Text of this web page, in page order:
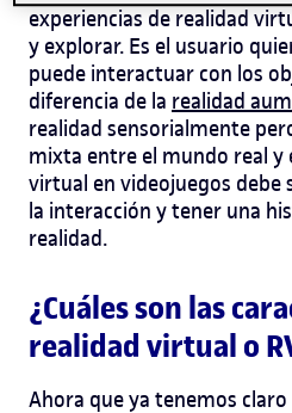
experiencias de realidad
y explorar. Es el usuario
puede interactuar con los
diferencia de la realidad
realidad sensorialmente
mixta entre el mundo real y
virtual en videojuegos
la interacción y tener una
realidad.
¿Cuáles son las c
realidad virtual o
Ahora que ya tenemos claro